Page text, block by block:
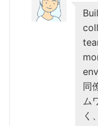
同
ム
く